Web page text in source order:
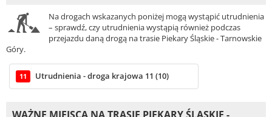
Na drogach wskazanych poniżej mogą wystąpić utrudnienia
– sprawdź, czy utrudnienia wystąpią również podczas
przejazdu daną drogą na trasie Piekary Śląskie - Tarnowskie
Góry.
11 Utrudnienia - droga krajowa 11 (10)